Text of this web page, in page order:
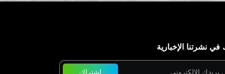
في نشرتنا الإخبارية
اشتراك